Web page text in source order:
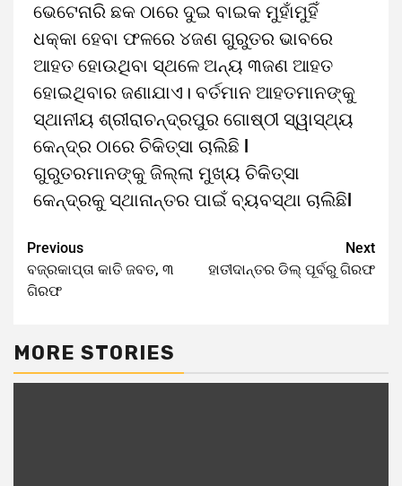
ଭେଟେନାରି ଛକ ଠାରେ ଦୁଇ ବାଇକ ମୁହାଁମୁହିଁ
ଧକ୍କା ହେବା ଫଳରେ ୪ଜଣ ଗୁରୁତର ଭାବରେ
ଆହତ ହୋଉଥିବା ସ୍ଥଳେ ଅନ୍ୟ ୩ଜଣ ଆହତ
ହୋଇଥିବାର ଜଣାଯାଏ। ବର୍ତମାନ ଆହତମାନଙ୍କୁ
ସ୍ଥାନୀୟ ଶ୍ରୀରାଚନ୍ଦ୍ରପୁର ଗୋଷ୍ଠୀ ସ୍ୱାସ୍ଥ୍ୟ
କେନ୍ଦ୍ର ଠାରେ ଚିକିତ୍ସା ଚାଲିଛି l
ଗୁରୁତରମାନଙ୍କୁ ଜିଲ୍ଲା ମୁଖ୍ୟ ଚିକିତ୍ସା
କେନ୍ଦ୍ରକୁ ସ୍ଥାନାନ୍ତର ପାଇଁ ବ୍ୟବସ୍ଥା ଚାଲିଛିl
Previous
ବଜ୍ରକାପ୍ତା କାତି ଜବତ, ୩
ଗିରଫ
Next
ହାତୀଦାନ୍ତର ଡିଲ୍‌ ପୂର୍ବରୁ ଗିରଫ
MORE STORIES